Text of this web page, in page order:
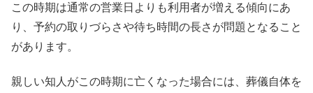
この時期は通常の営業日よりも利用者が増える傾向にあ
り、予約の取りづらさや待ち時間の長さが問題となること
があります。
親しい知人がこの時期に亡くなった場合には、葬儀自体を